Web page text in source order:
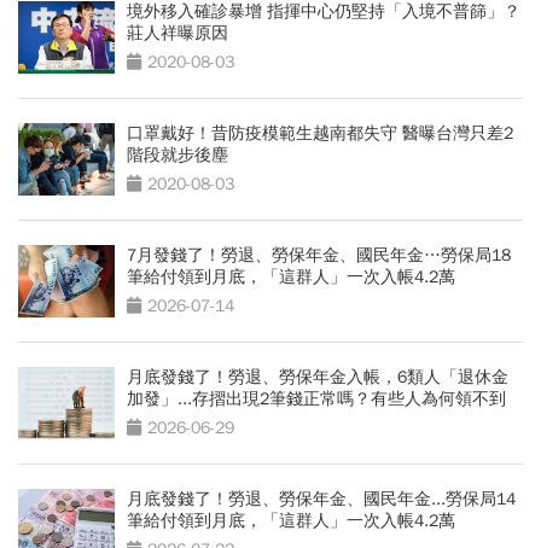
境外移入確診暴增 指揮中心仍堅持「入境不普篩」？
莊人祥曝原因
2020-08-03
口罩戴好！昔防疫模範生越南都失守 醫曝台灣只差2
階段就步後塵
2020-08-03
7月發錢了！勞退、勞保年金、國民年金…勞保局18
筆給付領到月底，「這群人」一次入帳4.2萬
2026-07-14
月底發錢了！勞退、勞保年金入帳，6類人「退休金
加發」...存摺出現2筆錢正常嗎？有些人為何領不到
2026-06-29
月底發錢了！勞退、勞保年金、國民年金...勞保局14
筆給付領到月底，「這群人」一次入帳4.2萬